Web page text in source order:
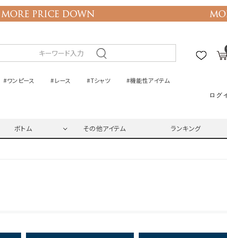
#ワンピース #レース #Tシャツ #機能性アイテム
ログ
ボトム その他アイテム ランキング